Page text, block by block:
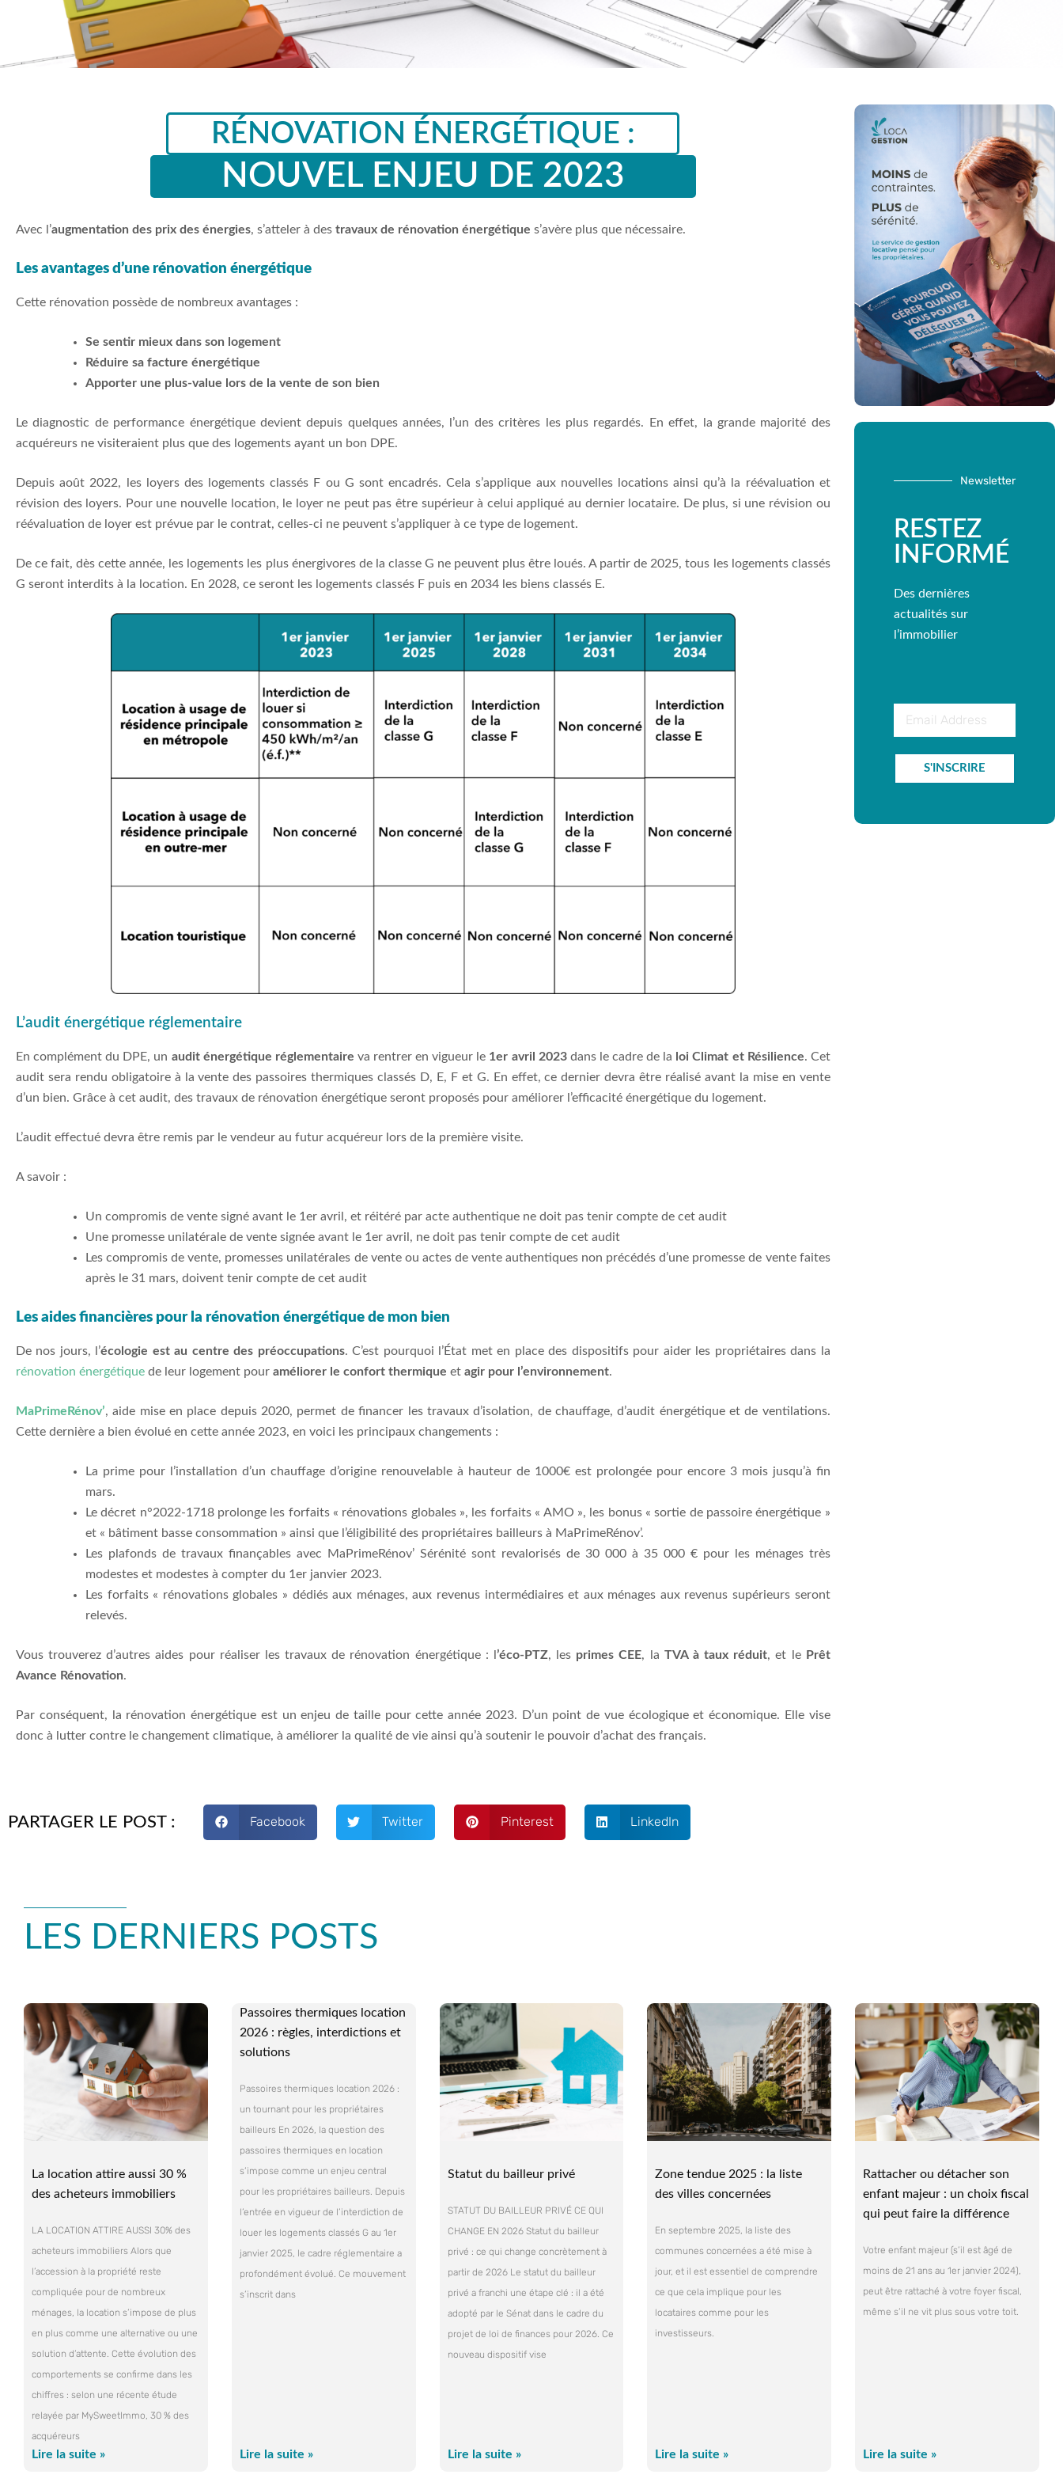
RÉNOVATION ÉNERGÉTIQUE :
NOUVEL ENJEU DE 2023
Avec l’augmentation des prix des énergies, s’atteler à des travaux de rénovation énergétique s’avère plus que nécessaire.
Les avantages d’une rénovation énergétique
Cette rénovation possède de nombreux avantages :
Se sentir mieux dans son logement
Réduire sa facture énergétique
Apporter une plus-value lors de la vente de son bien
Le diagnostic de performance énergétique devient depuis quelques années, l’un des critères les plus regardés. En effet, la grande majorité des
acquéreurs ne visiteraient plus que des logements ayant un bon DPE.
Depuis août 2022, les loyers des logements classés F ou G sont encadrés. Cela s’applique aux nouvelles locations ainsi qu’à la réévaluation et
révision des loyers. Pour une nouvelle location, le loyer ne peut pas être supérieur à celui appliqué au dernier locataire. De plus, si une révision ou
réévaluation de loyer est prévue par le contrat, celles-ci ne peuvent s’appliquer à ce type de logement.
De ce fait, dès cette année, les logements les plus énergivores de la classe G ne peuvent plus être loués. A partir de 2025, tous les logements classés
G seront interdits à la location. En 2028, ce seront les logements classés F puis en 2034 les biens classés E.
L’audit énergétique réglementaire
En complément du DPE, un audit énergétique réglementaire va rentrer en vigueur le 1er avril 2023dans le cadre de la loi Climat et Résilience. Cet
audit sera rendu obligatoire à la vente des passoires thermiques classés D, E, F et G. En effet, ce dernier devra être réalisé avant la mise en vente
d’un bien. Grâce à cet audit, des travaux de rénovation énergétique seront proposés pour améliorer l’efficacité énergétique du logement.
L’audit effectué devra être remis par le vendeur au futur acquéreur lors de la première visite.
A savoir :
Un compromis de vente signé avant le 1er avril, et réitéré par acte authentique ne doit pas tenir compte de cet audit
Une promesse unilatérale de vente signée avant le 1er avril, ne doit pas tenir compte de cet audit
Les compromis de vente, promesses unilatérales de vente ou actes de vente authentiques non précédés d’une promesse de vente faites
après le 31 mars, doivent tenir compte de cet audit
Les aides financières pour la rénovation énergétique de mon bien
De nos jours, l’écologie est au centre des préoccupations. C’est pourquoi l’État met en place des dispositifs pour aider les propriétaires dans la
rénovation énergétique de leur logement pour améliorer le confort thermique et agir pour l’environnement.
MaPrimeRénov’, aide mise en place depuis 2020, permet de financer les travaux d’isolation, de chauffage, d’audit énergétique et de ventilations.
Cette dernière a bien évolué en cette année 2023, en voici les principaux changements :
La prime pour l’installation d’un chauffage d’origine renouvelable à hauteur de 1000€ est prolongée pour encore 3 mois jusqu’à fin
mars.
Le décret n°2022-1718 prolonge les forfaits « rénovations globales », les forfaits « AMO », les bonus « sortie de passoire énergétique »
et « bâtiment basse consommation » ainsi que l’éligibilité des propriétaires bailleurs à MaPrimeRénov’.
Les plafonds de travaux finançables avec MaPrimeRénov’ Sérénité sont revalorisés de 30 000 à 35 000 € pour les ménages très
modestes et modestes à compter du 1er janvier 2023.
Les forfaits « rénovations globales » dédiés aux ménages, aux revenus intermédiaires et aux ménages aux revenus supérieurs seront
relevés.
Vous trouverez d’autres aides pour réaliser les travaux de rénovation énergétique : l ’éco-PTZ, les primes CEE, la TVA à taux réduit, et lePrêt
Avance Rénovation.
Par conséquent, la rénovation énergétique est un enjeu de taille pour cette année 2023. D’un point de vue écologique et économique. Elle vise
donc à lutter contre le changement climatique, à améliorer la qualité de vie ainsi qu’à soutenir le pouvoir d’achat des français.
Newsletter
RESTEZ
INFORMÉ
Des dernières
actualités sur
l’immobilier
S'INSCRIRE
PARTAGER LE POST : Facebook Twitter Pinterest LinkedIn
LES DERNIERS POSTS
La location attire aussi 30 %
des acheteurs immobiliers
LA LOCATION ATTIRE AUSSI 30% des
acheteurs immobiliers Alors que
l’accession à la propriété reste
compliquée pour de nombreux
ménages, la location s’impose de plus
en plus comme une alternative ou une
solution d’attente. Cette évolution des
comportements se confirme dans les
chiffres : selon une récente étude
relayée par MySweetImmo, 30 % des
acquéreurs
Lire la suite »
Passoires thermiques location
2026 : règles, interdictions et
solutions
Passoires thermiques location 2026 :
un tournant pour les propriétaires
bailleurs En 2026, la question des
passoires thermiques en location
s’impose comme un enjeu central
pour les propriétaires bailleurs. Depuis
l’entrée en vigueur de l’interdiction de
louer les logements classés G au 1er
janvier 2025, le cadre réglementaire a
profondément évolué. Ce mouvement
s’inscrit dans
Lire la suite »
Statut du bailleur privé
STATUT DU BAILLEUR PRIVÉ CE QUI
CHANGE EN 2026 Statut du bailleur
privé : ce qui change concrètement à
partir de 2026 Le statut du bailleur
privé a franchi une étape clé : il a été
adopté par le Sénat dans le cadre du
projet de loi de finances pour 2026. Ce
nouveau dispositif vise
Lire la suite »
Zone tendue 2025 : la liste
des villes concernées
En septembre 2025, la liste des
communes concernées a été mise à
jour, et il est essentiel de comprendre
ce que cela implique pour les
locataires comme pour les
investisseurs.
Lire la suite »
Rattacher ou détacher son
enfant majeur : un choix fiscal
qui peut faire la différence
Votre enfant majeur (s’il est âgé de
moins de 21 ans au 1er janvier 2024),
peut être rattaché à votre foyer fiscal,
même s’il ne vit plus sous votre toit.
Lire la suite »